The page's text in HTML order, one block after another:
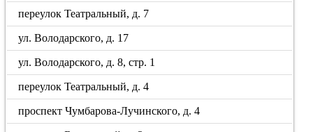
переулок Театральный, д. 7
ул. Володарского, д. 17
ул. Володарского, д. 8, стр. 1
переулок Театральный, д. 4
проспект Чумбарова-Лучинского, д. 4